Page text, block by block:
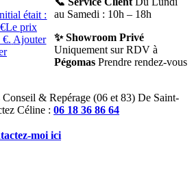
était :
€Le prix
€. Ajouter
au Samedi : 10h – 18h
✨ Showroom Privé
Uniquement sur RDV à
PégomasPrendre rendez-vous
Conseil & Repérage (06 et 83) De Saint-
Céline : 06 18 36 86 64
moi ici